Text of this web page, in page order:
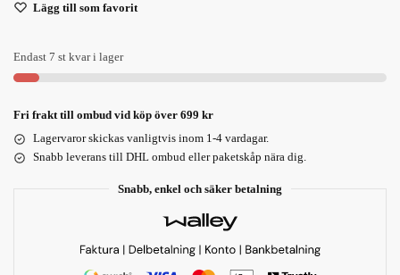
Lägg till som favorit
Endast 7 st kvar i lager
Fri frakt till ombud vid köp över 699 kr
Lagervaror skickas vanligtvis inom 1-4 vardagar.
Snabb leverans till DHL ombud eller paketskåp nära dig.
Snabb, enkel och säker betalning